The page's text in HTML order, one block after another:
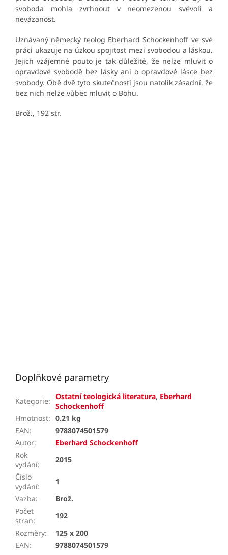
svoboda mohla zvrhnout v neomezenou svévoli a
nevázanost.
Uznávaný německý teolog Eberhard Schockenhoff ve své
práci ukazuje na úzkou spojitost mezi svobodou a láskou.
Jejich vzájemné pouto je tak důležité, že nelze mluvit o
opravdové svobodě bez lásky ani o opravdové lásce bez
svobody. Obě dvě tyto skutečnosti jsou natolik zásadní, že
bez nich nelze vůbec mluvit o Bohu.
Brož., 192 str.
Doplňkové parametry
Kategorie: Ostatní teologická literatura, Eberhard
Schockenhoff
Hmotnost: 0.21 kg
EAN:
9788074501579
Autor:
Eberhard Schockenhoff
Rok
vydání:
2015
Číslo
vydání:
1
Vazba:
Brož.
Počet
stran:
192
Rozměry:
125 x 200
EAN: 9788074501579